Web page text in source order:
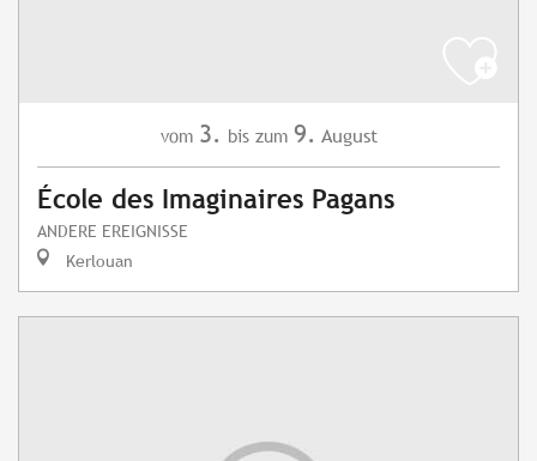
vom 3. bis zum 9. August
École des Imaginaires Pagans
ANDERE EREIGNISSE
Kerlouan